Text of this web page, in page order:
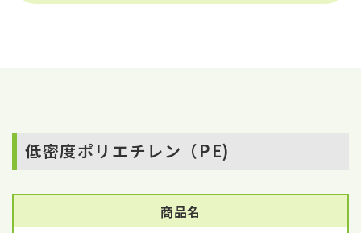
低密度ポリエチレン（PE)
商品名